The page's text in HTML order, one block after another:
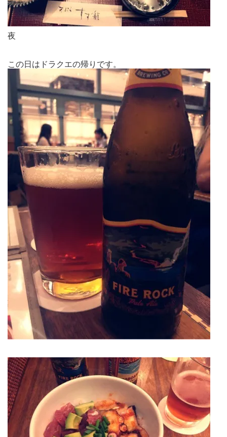
夜
この日はドラクエの帰りです。